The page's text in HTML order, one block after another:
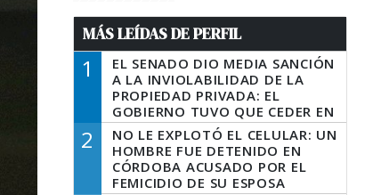
MÁS LEÍDAS DE PERFIL
1
EL SENADO DIO MEDIA SANCIÓN
A LA INVIOLABILIDAD DE LA
PROPIEDAD PRIVADA: EL
GOBIERNO TUVO QUE CEDER EN
LA LEY DEL MANEJO DEL FUEGO
2
NO LE EXPLOTÓ EL CELULAR: UN
HOMBRE FUE DETENIDO EN
CÓRDOBA ACUSADO POR EL
FEMICIDIO DE SU ESPOSA